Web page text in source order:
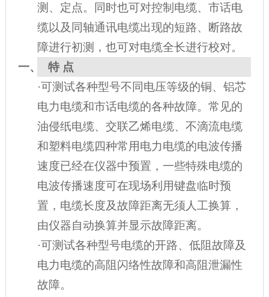
测、定点。同时也可对控制电缆、市话电
缆以及同轴通讯电缆出现的短路、断路故
障进行初测，也可对电缆全长进行校对。
一、
特 点
·可测试各种型号不同电压等级的铜、铝芯
电力电缆和市话电缆的各种故障。常见的
油侵纸电缆、交联乙烯电缆、不滴流电缆
和塑料电缆四种常用电力电缆的电波传播
速度已经在仪器中预置，一些特殊电缆的
电波传播速度可在现场利用键盘临时预
置，电缆长度及故障距离无须人工换算，
由仪器自动换算并显示故障距离。
·可测试各种型号电缆的开路、低阻故障及
电力电缆的高阻闪络性故障和高阻泄漏性
故障。